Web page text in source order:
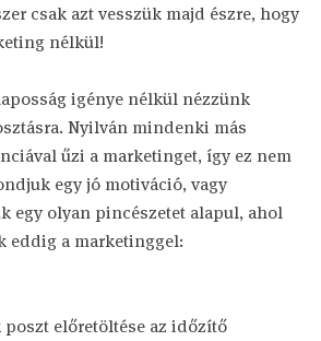
csak azt vesszük majd észre, hogy
nélkül!
igénye nélkül nézzünk
Nyilván mindenki más
űzi a marketinget, így ez nem
egy jó motiváció, vagy
egy olyan pincészetet alapul, ahol
eddig a marketinggel:
poszt előretöltése az időzítő